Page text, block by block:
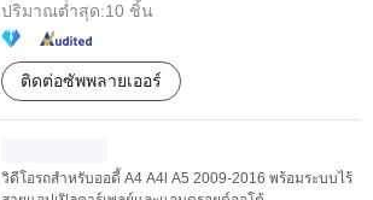
ปริมาณต่ำสุด:10 ชิ้น
ติดต่อซัพพลายเออร์
วิดีโอรถสำหรับออดี้ A4 A4l A5 2009-2016 พร้อมระบบไร้